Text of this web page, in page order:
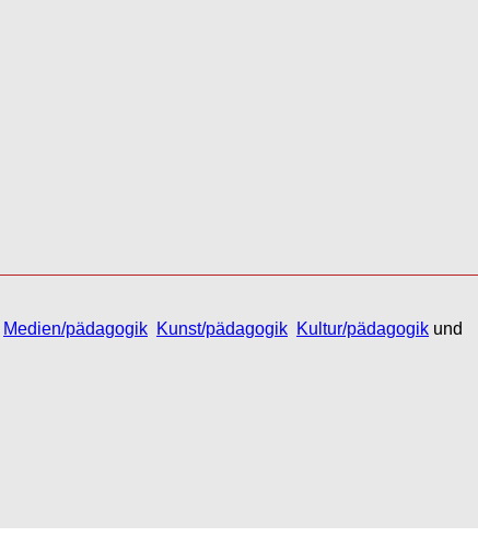
Medien/pädagogik Kunst/pädagogik Kultur/pädagogik und